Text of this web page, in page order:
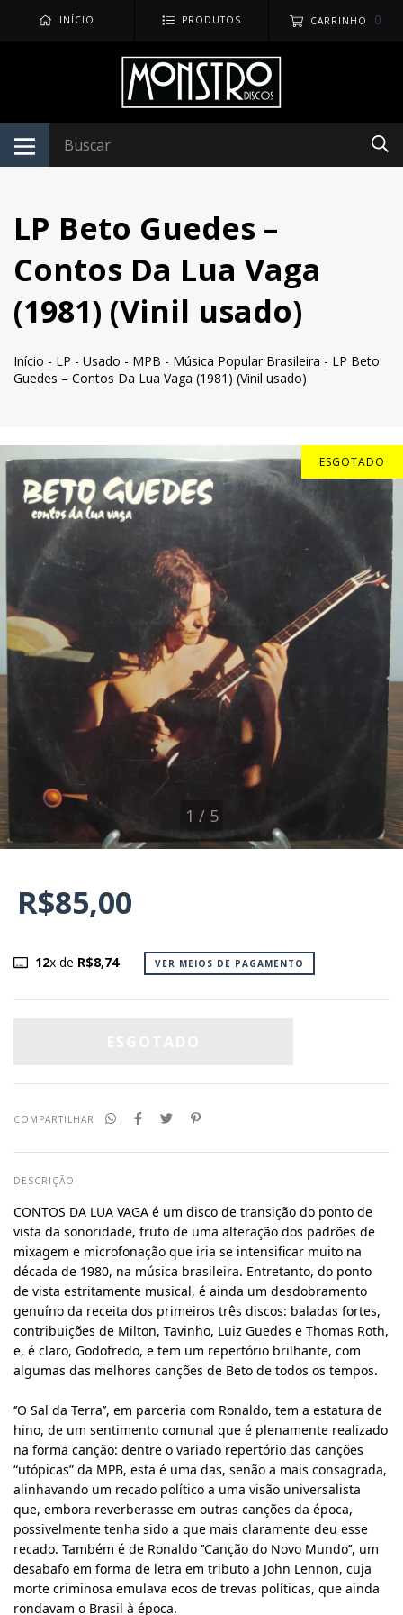
INÍCIO PRODUTOS CARRINHO 0
LP Beto Guedes –
Contos Da Lua Vaga
(1981) (Vinil usado)
Início - LP - Usado - MPB - Música Popular Brasileira - LP Beto
Guedes – Contos Da Lua Vaga (1981) (Vinil usado)
ESGOTADO
1 / 5
R$85,00
12x de R$8,74 VER MEIOS DE PAGAMENTO
COMPARTILHAR
DESCRIÇÃO
CONTOS DA LUA VAGA é um disco de transição do ponto de
vista da sonoridade, fruto de uma alteração dos padrões de
mixagem e microfonação que iria se intensificar muito na
década de 1980, na música brasileira. Entretanto, do ponto
de vista estritamente musical, é ainda um desdobramento
genuíno da receita dos primeiros três discos: baladas fortes,
contribuições de Milton, Tavinho, Luiz Guedes e Thomas Roth,
e, é claro, Godofredo, e tem um repertório brilhante, com
algumas das melhores canções de Beto de todos os tempos.
‘’O Sal da Terra’’, em parceria com Ronaldo, tem a estatura de
hino, de um sentimento comunal que é plenamente realizado
na forma canção: dentre o variado repertório das canções
“utópicas” da MPB, esta é uma das, senão a mais consagrada,
alinhavando um recado político a uma visão universalista
que, embora reverberasse em outras canções da época,
possivelmente tenha sido a que mais claramente deu esse
recado. Também é de Ronaldo ‘’Canção do Novo Mundo’’, um
desabafo em forma de letra em tributo a John Lennon, cuja
morte criminosa emulava ecos de trevas políticas, que ainda
rondavam o Brasil à época.